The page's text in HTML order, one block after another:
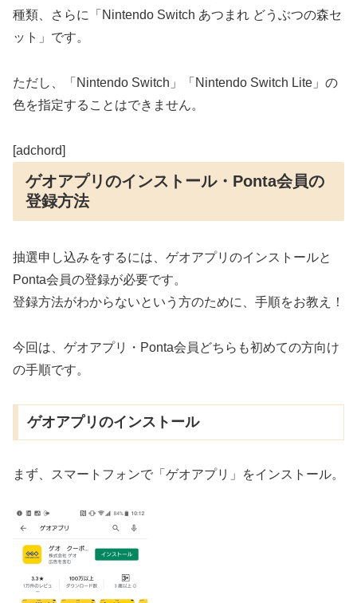
種類、さらに「Nintendo Switch あつまれ どうぶつの森セ
ット」です。
ただし、「Nintendo Switch」「Nintendo Switch Lite」の
色を指定することはできません。
[adchord]
ゲオアプリのインストール・Ponta会員の
登録方法
抽選申し込みをするには、ゲオアプリのインストールと
Ponta会員の登録が必要です。
登録方法がわからないという方のために、手順をお教え！
今回は、ゲオアプリ・Ponta会員どちらも初めての方向け
の手順です。
ゲオアプリのインストール
まず、スマートフォンで「ゲオアプリ」をインストール。